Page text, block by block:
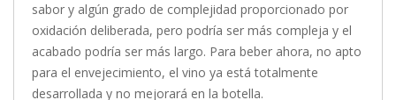
sabor y algún grado de complejidad proporcionado por
oxidación deliberada, pero podría ser más compleja y el
acabado podría ser más largo. Para beber ahora, no apto
para el envejecimiento, el vino ya está totalmente
desarrollada y no mejorará en la botella.